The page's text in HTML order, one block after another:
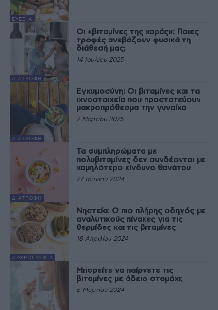
ΕΥΕΞΊΑ
ΔΙΑΤΡΟΦΉ
Οι «βιταμίνες της χαράς»: Ποιες
τροφές ανεβάζουν φυσικά τη
διάθεσή μας;
14 Ιουλίου 2025
ΔΙΑΤΡΟΦΉ
Εγκυμοσύνη: Οι βιταμίνες και τα
ιχνοστοιχεία που προστατεύουν
μακροπρόθεσμα την γυναίκα
7 Μαρτίου 2025
ΔΙΑΤΡΟΦΉ
Τα συμπληρώματα με
πολυβιταμίνες δεν συνδέονται με
χαμηλότερο κίνδυνο θανάτου
27 Ιουνίου 2024
ΑΡΘΡΟΓΡΑΦΊΑ
Νηστεία: Ο πιο πλήρης οδηγός με
αναλυτικούς πίνακες για τις
θερμίδες και τις βιταμίνες
18 Απριλίου 2024
Μπορείτε να παίρνετε τις
βιταμίνες με άδειο στομάχι;
6 Μαρτίου 2024